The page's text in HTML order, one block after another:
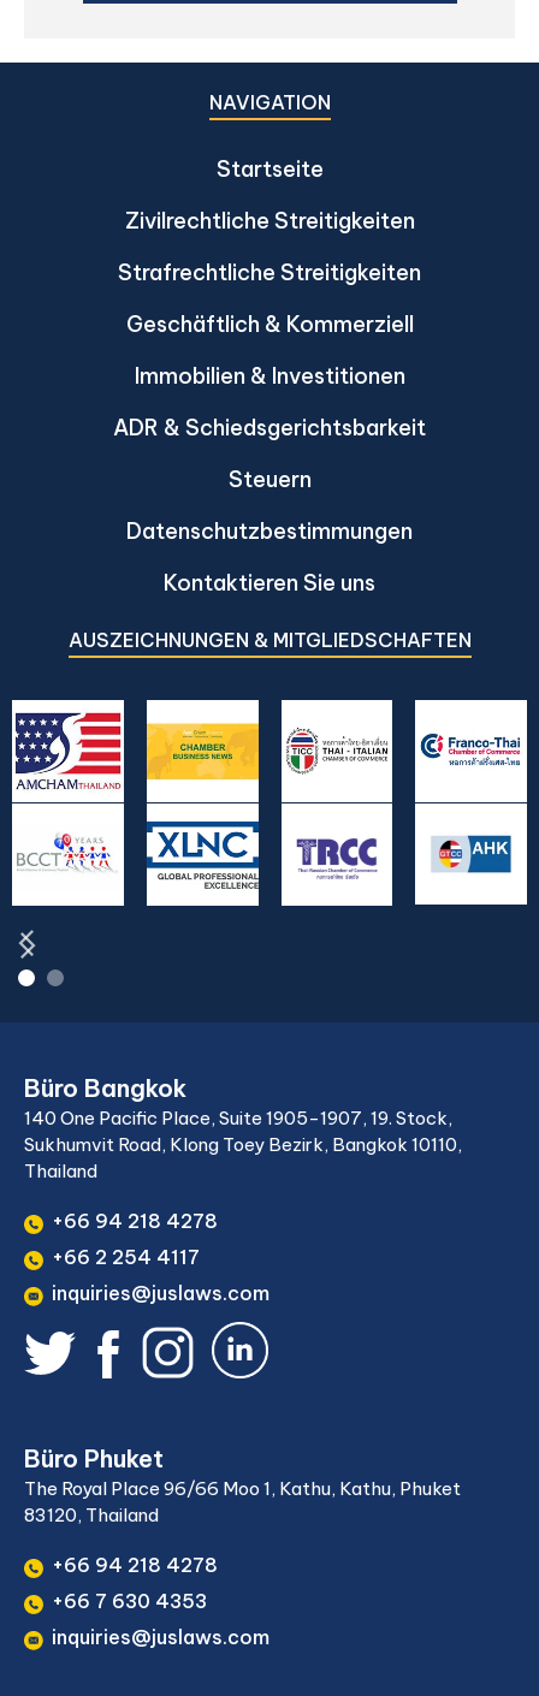
NAVIGATION
Startseite
Zivilrechtliche Streitigkeiten
Strafrechtliche Streitigkeiten
Geschäftlich & Kommerziell
Immobilien & Investitionen
ADR & Schiedsgerichtsbarkeit
Steuern
Datenschutzbestimmungen
Kontaktieren Sie uns
AUSZEICHNUNGEN & MITGLIEDSCHAFTEN
Büro Bangkok
140 One Pacific Place, Suite 1905-1907, 19. Stock,
Sukhumvit Road, Klong Toey Bezirk, Bangkok 10110,
Thailand
+66 94 218 4278
+66 2 254 4117
inquiries@juslaws.com
Büro Phuket
The Royal Place 96/66 Moo 1, Kathu, Kathu, Phuket
83120, Thailand
+66 94 218 4278
+66 7 630 4353
inquiries@juslaws.com